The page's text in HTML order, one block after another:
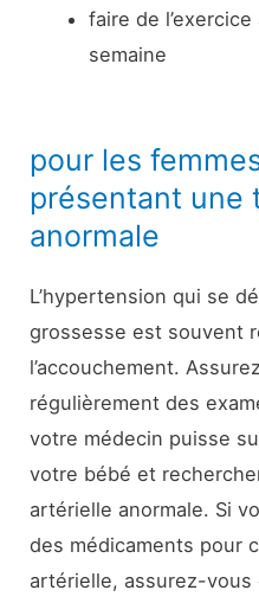
faire de
semaine
pour les
présentant une
anormale
L’hypertension qui se
grossesse est souvent
l’accouchement.
régulièrement des
votre médecin puisse
votre bébé et
artérielle anormale. Si
des médicaments pour
artérielle, assurez-